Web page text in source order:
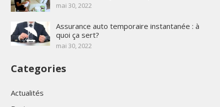
mai 30, 2022
Assurance auto temporaire instantanée : à
quoi ça sert?
mai 30, 2022
Categories
Actualités